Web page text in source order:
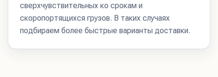
сверхчувствительных ко срокам и
скоропортящихся грузов. В таких случаях
подбираем более быстрые варианты доставки.